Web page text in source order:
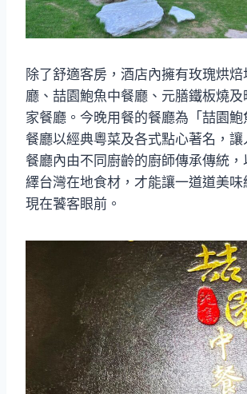
除了舒適客房，酒店內擁有玫瑰烘
廳、喆園鮑魚中餐廳、元膳鐵板燒及
家餐廳。今晚用餐的餐廳為「喆園鮑
餐廳以經典粵菜及各式點心著名，讓
餐廳內由不同廚齡的廚師傳承傳統
繹台灣在地食材，才能讓一道道美味
現在饕客眼前。